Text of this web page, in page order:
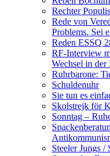
Rechter
Rede von
Problems. Sei
Reden ESSQ
RF-Interview
Wechsel in
Ruhrbarone:
Schuldenuhr
Sie tun es
Skolstrejk för
Sonntag –
Steeler Jungs /